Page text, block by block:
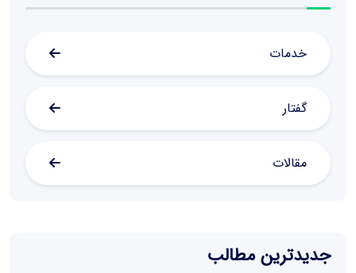
خدمات
گفتار
مقالات
جدیدترین مطالب